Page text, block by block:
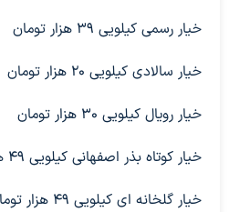
خیار رسمی کیلویی ۳۹ هزار تومان
خیار سالادی کیلویی ۲۰ هزار تومان
خیار رویال کیلویی ۳۰ هزار تومان
خیار کوتاه بذر اصفهانی کیلویی ۴۹ هزار تومان
خیار گلخانه ای کیلویی ۴۹ هزار تومان